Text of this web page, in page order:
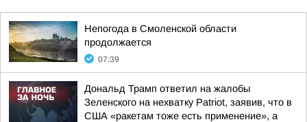
Непогода в Смоленской области
продолжается
07:39
Дональд Трамп ответил на жалобы
Зеленского на нехватку Patriot, заявив, что в
США «ракетам тоже есть применение», а